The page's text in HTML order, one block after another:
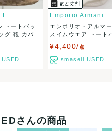
トートバッ
グ 鞄 カバ...
Emporio Armani
エンポリオ・アルマー
スイムウエア トート
¥4,400/ 点
smasell.USED
さんの商品